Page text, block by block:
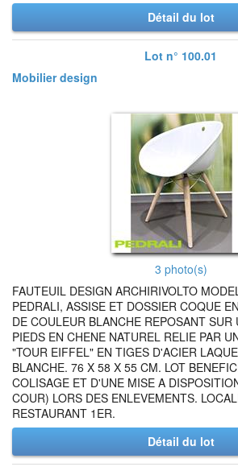
Détail du lot
Lot n° 100.01
Mobilier design
3 photo(s)
FAUTEUIL DESIGN ARCHIRIVOLTO
PEDRALI, ASSISE ET DOSSIER COQUE
DE COULEUR BLANCHE REPOSANT
PIEDS EN CHENE NATUREL RELIE PAR
"TOUR EIFFEL" EN TIGES D'ACIER
BLANCHE. 76 X 58 X 55 CM. LOT
COLISAGE ET D'UNE MISE A
COUR) LORS DES ENLEVEMENTS.
RESTAURANT 1ER.
Détail du lot